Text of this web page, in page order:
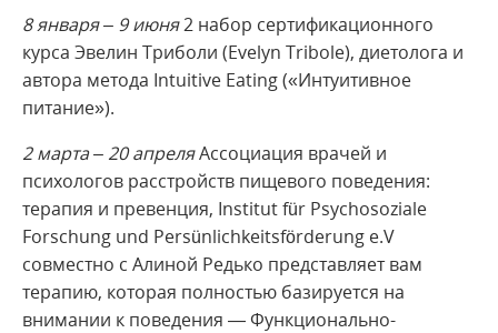
8 января – 9 июня2 набор сертификационного
курса Эвелин Триболи (Evelyn Tribole), диетолога и
автора метода Intuitive Eating («Интуитивное
питание»).
2 марта – 20 апреляАссоциация врачей и
психологов расстройств пищевого поведения:
терапия и превенция, Institut für Psychosoziale
Forschung und Persünlichkeitsförderung e.V
совместно с Алиной Редько представляет вам
терапию, которая полностью базируется на
внимании к поведения — Функционально-